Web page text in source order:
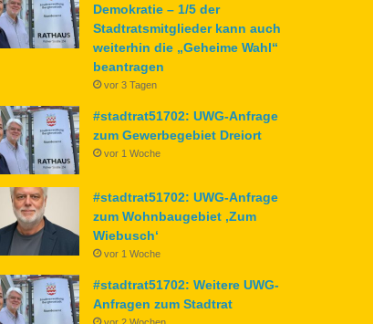
Demokratie – 1/5 der
Stadtratsmitglieder kann auch
weiterhin die „Geheime Wahl“
beantragen
vor 3 Tagen
#stadtrat51702: UWG-Anfrage
zum Gewerbegebiet Dreiort
vor 1 Woche
#stadtrat51702: UWG-Anfrage
zum Wohnbaugebiet ‚Zum
Wiebusch‘
vor 1 Woche
#stadtrat51702: Weitere UWG-
Anfragen zum Stadtrat